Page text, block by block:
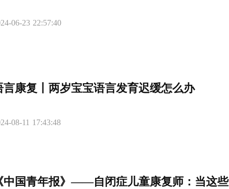
06-23 22:57:40
言康复丨两岁宝宝语言发育迟缓怎么办
08-11 17:43:48
中国青年报》——自闭症儿童康复师：当这些